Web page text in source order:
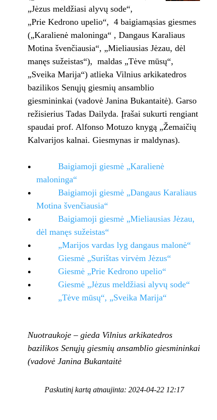
„Jėzus meldžiasi alyvų sode“,
„Prie Kedrono upelio“, 4 baigiamąsias giesmes
(„Karalienė maloninga“ , Dangaus Karaliaus
Motina švenčiausia“, „Mieliausias Jėzau, dėl
manęs sužeistas“), maldas „Tėve mūsų“,
„Sveika Marija“) atlieka Vilnius arkikatedros
bazilikos Senųjų giesmių ansamblio
giesmininkai (vadovė Janina Bukantaitė). Garso
režisierius Tadas Dailyda. Įrašai sukurti rengiant
spaudai prof. Alfonso Motuzo knygą „Žemaičių
Kalvarijos kalnai. Giesmynas ir maldynas).
Baigiamoji giesmė „Karalienė
maloninga“
Baigiamoji giesmė „Dangaus Karaliaus
Motina švenčiausia“
Baigiamoji giesmė „Mieliausias Jėzau,
dėl manęs sužeistas“
„Marijos vardas lyg dangaus malonė“
Giesmė „Surištas virvėm Jėzus“
Giesmė „Prie Kedrono upelio“
Giesmė „Jėzus meldžiasi alyvų sode“
„Tėve mūsų“, „Sveika Marija“
Nuotraukoje – gieda Vilnius arkikatedros
bazilikos Senųjų giesmių ansamblio giesmininkai
(vadovė Janina Bukantaitė
Paskutinį kartą atnaujinta: 2024-04-22 12:17